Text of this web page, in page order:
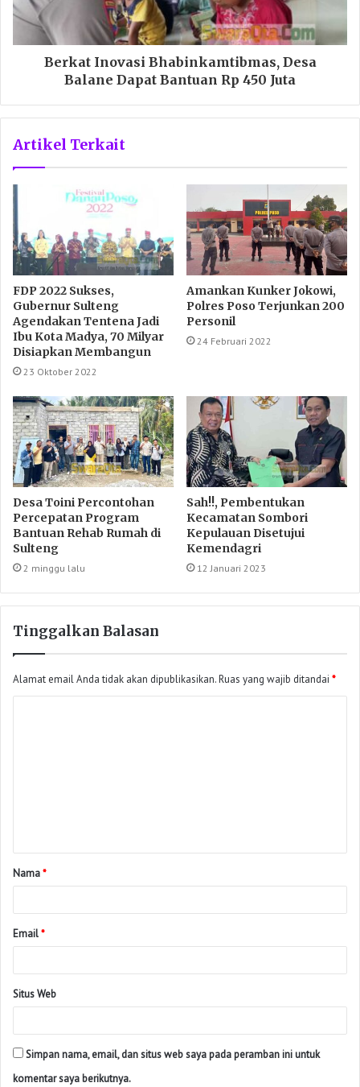
Berkat Inovasi Bhabinkamtibmas, Desa
Balane Dapat Bantuan Rp 450 Juta
Artikel Terkait
FDP 2022 Sukses,
Gubernur Sulteng
Agendakan Tentena Jadi
Ibu Kota Madya, 70 Milyar
Disiapkan Membangun
23 Oktober 2022
Amankan Kunker Jokowi,
Polres Poso Terjunkan 200
Personil
24 Februari 2022
Desa Toini Percontohan
Percepatan Program
Bantuan Rehab Rumah di
Sulteng
2 minggu lalu
Sah!!, Pembentukan
Kecamatan Sombori
Kepulauan Disetujui
Kemendagri
12 Januari 2023
Tinggalkan Balasan
Alamat email Anda tidak akan dipublikasikan.Ruas yang wajib ditandai *
Nama*
Email*
Situs Web
Simpan nama, email, dan situs web saya pada peramban ini untuk
komentar saya berikutnya.